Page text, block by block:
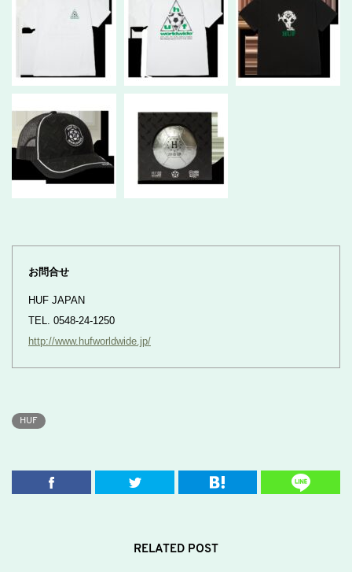
お問合せ
HUF JAPAN
TEL. 0548-24-1250
http://www.hufworldwide.jp/
HUF
RELATED POST